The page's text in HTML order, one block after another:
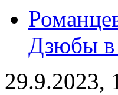
Дзюбы в
29.9.2023,